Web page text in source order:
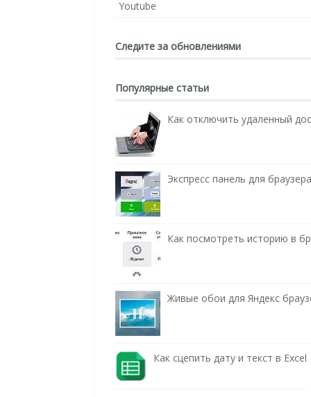
Youtube
Следите за обновлениями
Популярные статьи
Как отключить удаленный
Экспресс панель для
Как посмотреть историю в
Живые обои для Яндекс
Как сцепить дату и текст в Excel